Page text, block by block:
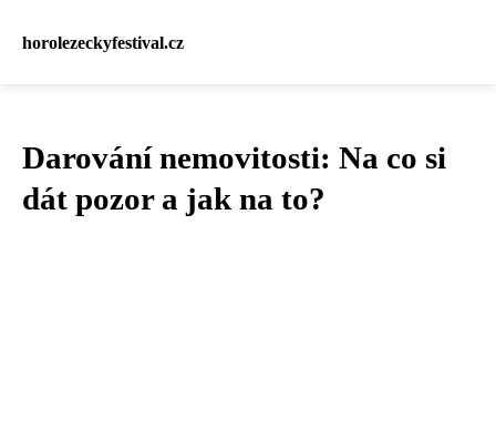
horolezeckyfestival.cz
Darování nemovitosti: Na co si
dát pozor a jak na to?